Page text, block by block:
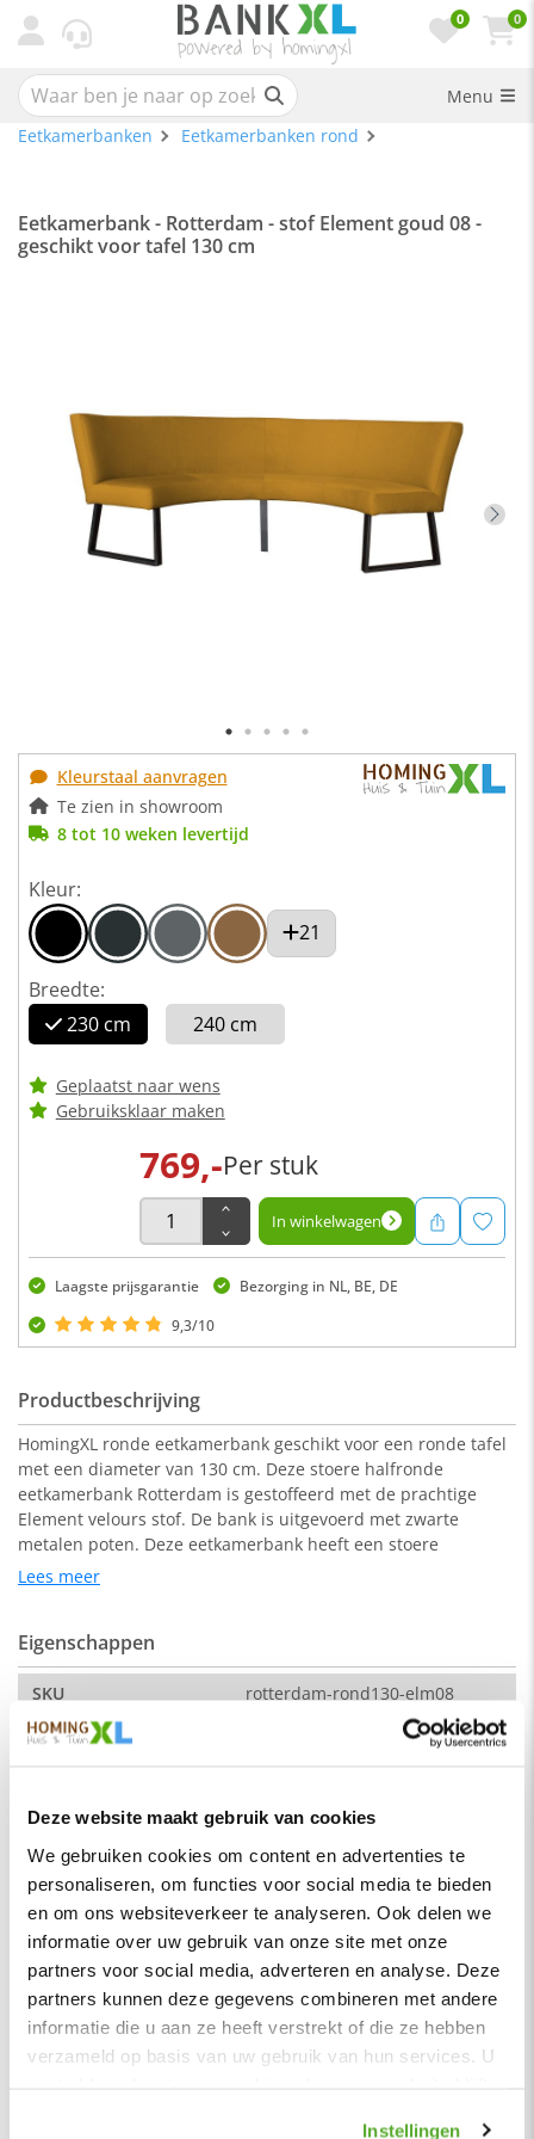
Deze website maakt gebruik van cookies
We gebruiken cookies om content en advertenties te
personaliseren, om functies voor social media te bieden
en om ons websiteverkeer te analyseren. Ook delen we
informatie over uw gebruik van onze site met onze
partners voor social media, adverteren en analyse. Deze
partners kunnen deze gegevens combineren met andere
informatie die u aan ze heeft verstrekt of die ze hebben
verzameld op basis van uw gebruik van hun services. U
Instellingen
0 0
Menu
Eetkamerbanken
Eetkamerbanken rond
Eetkamerbank - Rotterdam - stof Element goud 08 -
geschikt voor tafel 130 cm
Kleurstaal aanvragen
Te zien in showroom
8 tot 10 weken levertijd
Kleur:
21
Breedte:
230 cm
240 cm
Geplaatst naar wens
Gebruiksklaar maken
769,-Per stuk
In winkelwagen
Laagste prijsgarantie
Bezorging in NL, BE, DE
9,3/10
Productbeschrijving
HomingXL ronde eetkamerbank geschikt voor een ronde tafel
met een diameter van 130 cm. Deze stoere halfronde
eetkamerbank Rotterdam is gestoffeerd met de prachtige
Element velours stof. De bank is uitgevoerd met zwarte
metalen poten. Deze eetkamerbank heeft een stoere
uitstraling en is zowel geschikt voor een industrieel als een
Afmeting:
hoek naar hoek: 230 cm (breedte)
Zitdiepte: 44 cm
De kleur op de foto kan per computerscherm afwijken van de
werkelijkheid. Zeker weten dat dit de kleur is die je zoekt?
Vraag dan een stukje van de stof op via de knop "kleurstaal
Stof
Element stof is een velours stofsoort met een zachte
uitstraling. Door de velours stof krijgt de bank een zeer
opvallende en rijke uitstraling. De Element stof is geschikt
voor zowel een modern als een klassiek interieur.
Lees meer
Eigenschappen
SKU
rotterdam-rond130-elm08
Montage
Soort
Eetkamerbanken
Vorm
Rond
Serie
Rotterdam
Kleur
Materiaal
Stof
Zitbreedte
200 cm
Zitdiepte
45 cm